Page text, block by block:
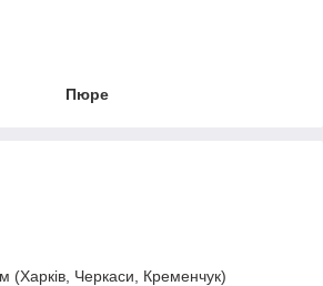
Пюре
(Харків, Черкаси, Кременчук)